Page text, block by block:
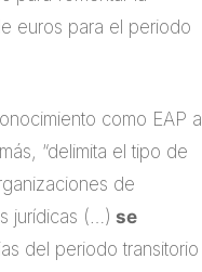
euros para el periodo
como EAP a
“delimita el tipo de
de
jurídicas (…) se
del periodo transitorio